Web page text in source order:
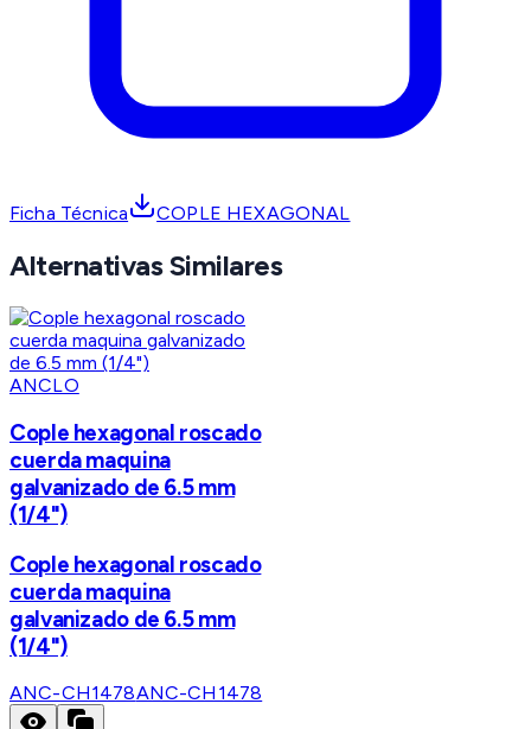
Ficha Técnica COPLE HEXAGONAL
Alternativas Similares
ANCLO
Cople hexagonal roscado
cuerda maquina
galvanizado de 6.5 mm
(1/4")
Cople hexagonal roscado
cuerda maquina
galvanizado de 6.5 mm
(1/4")
ANC-CH1478ANC-CH1478